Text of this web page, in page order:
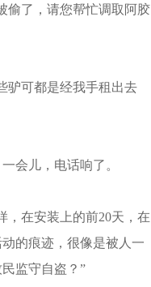
偷了，请您帮忙调取阿胶
可都是经我手租出去
会儿，电话响了。
在安装上的前20天，在
的痕迹，很像是被人一
监守自盗？”